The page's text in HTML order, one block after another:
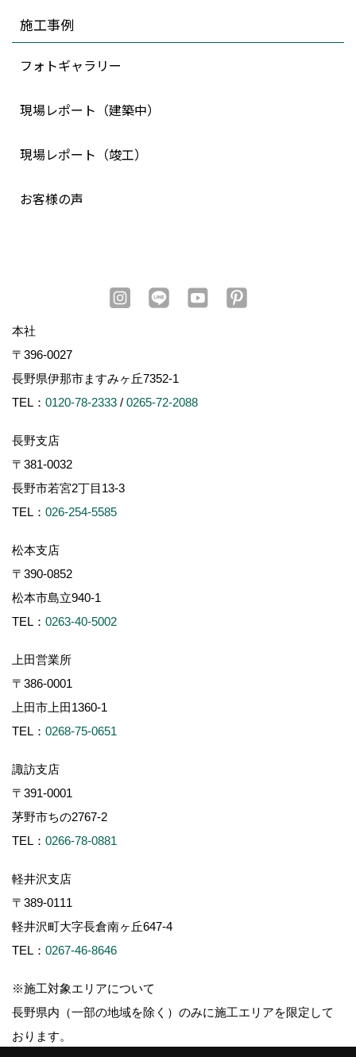
施工事例
フォトギャラリー
現場レポート（建築中）
現場レポート（竣工）
お客様の声
本社
〒396-0027
長野県伊那市ますみヶ丘7352-1
TEL： 0120-78-2333 / 0265-72-2088
長野支店
〒381-0032
長野市若宮2丁目13-3
TEL： 026-254-5585
松本支店
〒390-0852
松本市島立940-1
TEL： 0263-40-5002
上田営業所
〒386-0001
上田市上田1360-1
TEL： 0268-75-0651
諏訪支店
〒391-0001
茅野市ちの2767-2
TEL： 0266-78-0881
軽井沢支店
〒389-0111
軽井沢町大字長倉南ヶ丘647-4
TEL： 0267-46-8646
※施工対象エリアについて
長野県内（一部の地域を除く）のみに施工エリアを限定して
おります。